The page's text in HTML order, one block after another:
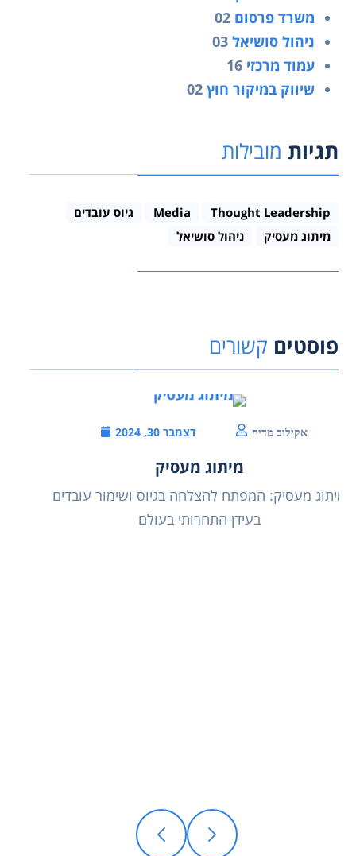
משרד פרסום 02
ניהול סושיאל 03
עמוד מרכזי 16
שיווק במיקור חוץ 02
תגיות מובילות
Media Thought Leadership
גיוס עובדים
מיתוג מעסיק
ניהול סושיאל
פוסטים קשורים
אקילוב מדיה דצמבר 30, 2024
מיתוג מעסיק
מיתוג מעסיק: המפתח להצלחה בגיוס ושימור עובדים
בעידן התחרותי בעולם